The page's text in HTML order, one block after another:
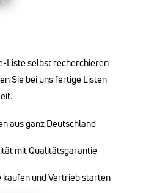
Liste selbst recherchieren
Sie bei uns fertige Listen
aus ganz Deutschland
mit Qualitätsgarantie
kaufen und Vertrieb starten